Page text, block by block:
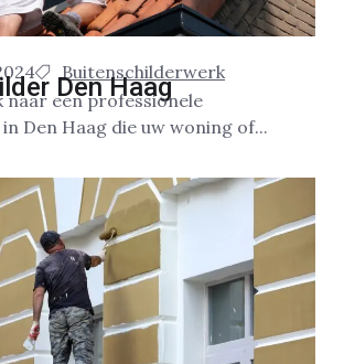
Buitenschilderwerk
Den Haag
naar een professionele
Den Haag die uw woning of...